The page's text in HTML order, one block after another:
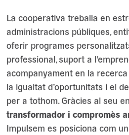
La cooperativa treballa en
administracions públiques,
oferir programes
professional, suport a
acompanyament en la
la igualtat d’oportunitats i el
per a tothom. Gràcies al seu
transformador i compromès
Impulsem es posiciona com un